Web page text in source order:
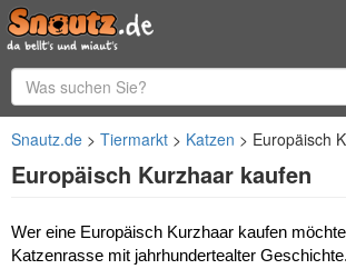
Snautz.de Tiermarkt Katzen Europäisch
Europäisch Kurzhaar kaufen
Wer eine Europäisch Kurzhaar kaufen
Katzenrasse mit jahrhundertealter